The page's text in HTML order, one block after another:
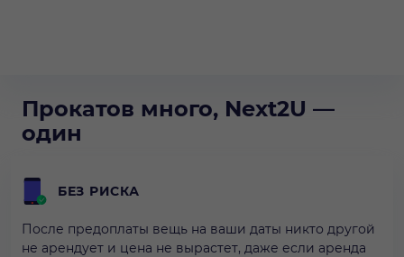
Прокатов много, Next2U —
один
БЕЗ РИСКА
После предоплаты вещь на ваши даты никто другой
не арендует и цена не вырастет, даже если аренда